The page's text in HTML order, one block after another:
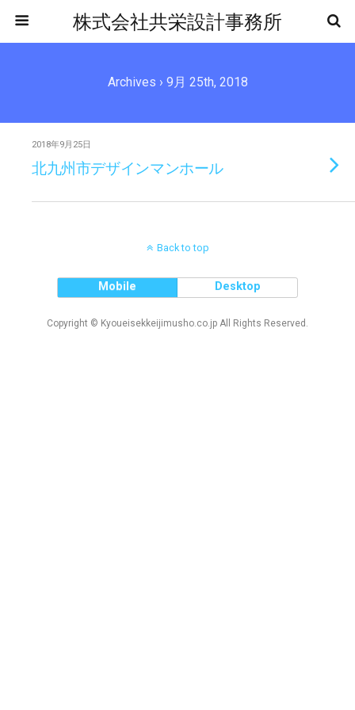
株式会社共栄設計事務所
Archives › 9月 25th, 2018
2018年9月25日
北九州市デザインマンホール
Back to top
Mobile Desktop
Copyright © Kyoueisekkeijimusho.co.jp All Rights Reserved.